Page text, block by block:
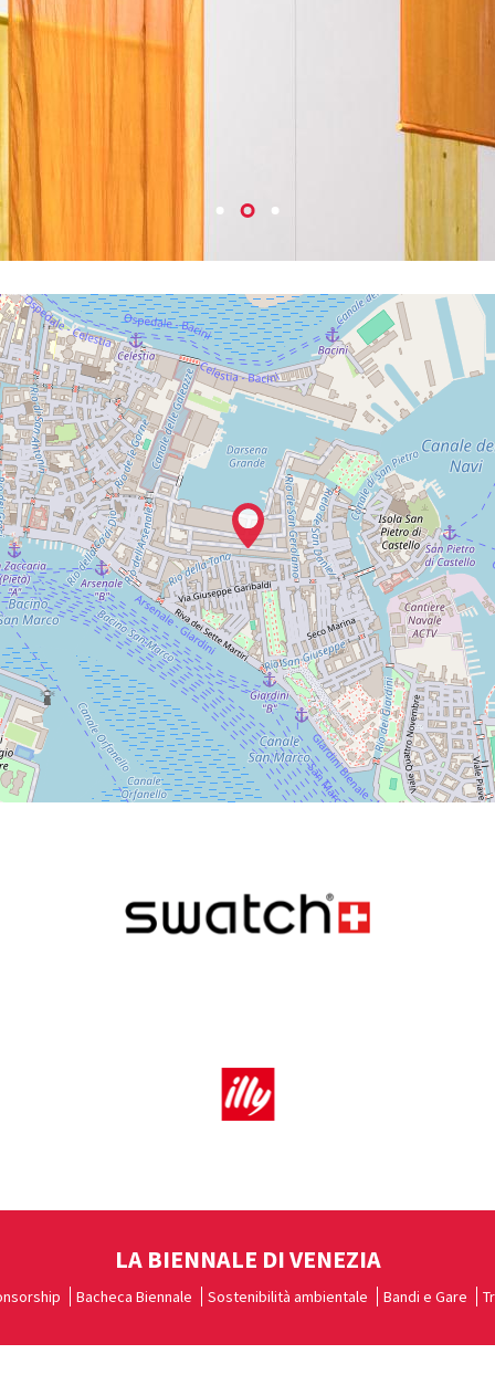
LA BIENNALE DI VENEZIA
Bacheca Biennale Sostenibilità ambientale Bandi e Gare